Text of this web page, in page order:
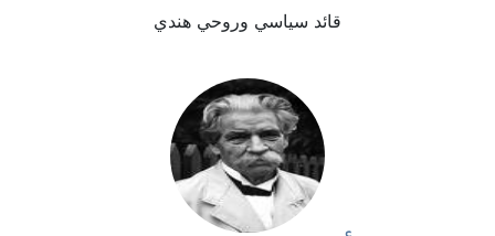
قائد سياسي وروحي هندي